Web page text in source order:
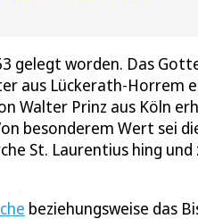
gelegt worden. Das
aus Lückerath-Horrem
Prinz aus Köln
besonderem Wert sei
St. Laurentius hing
beziehungsweise das